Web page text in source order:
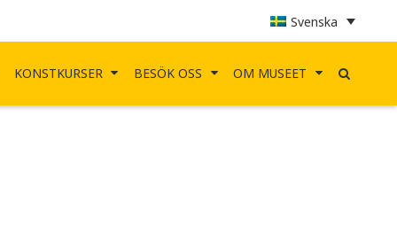
Svenska
KONSTKURSER BESÖK OSS OM MUSEET